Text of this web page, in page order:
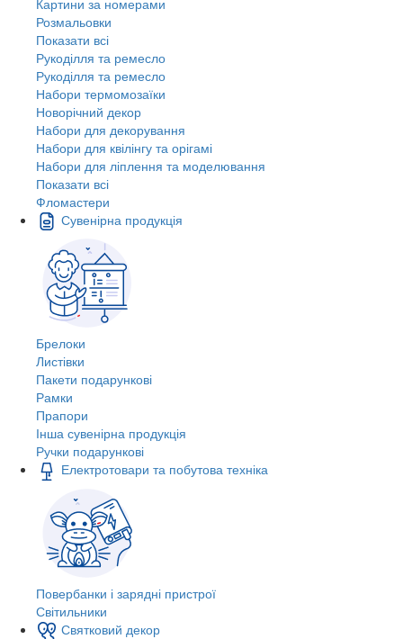
Картини за номерами
Розмальовки
Показати всі
Рукоділля та ремесло
Рукоділля та ремесло
Набори термомозаїки
Новорічний декор
Набори для декорування
Набори для квілінгу та орігамі
Набори для ліплення та моделювання
Показати всі
Фломастери
Сувенірна продукція
Брелоки
Листівки
Пакети подарункові
Рамки
Прапори
Інша сувенірна продукція
Ручки подарункові
Електротовари та побутова техніка
Повербанки і зарядні пристрої
Світильники
Святковий декор